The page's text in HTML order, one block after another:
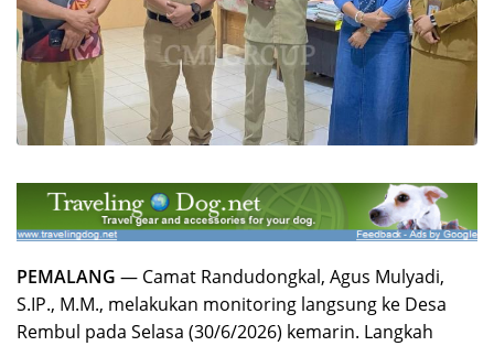
PEMALANG — Camat Randudongkal, Agus Mulyadi,
S.IP., M.M., melakukan monitoring langsung ke Desa
Rembul pada Selasa (30/6/2026) kemarin. Langkah